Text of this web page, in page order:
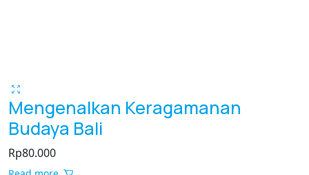
Mengenalkan Keragamanan
Budaya Bali
Rp80.000